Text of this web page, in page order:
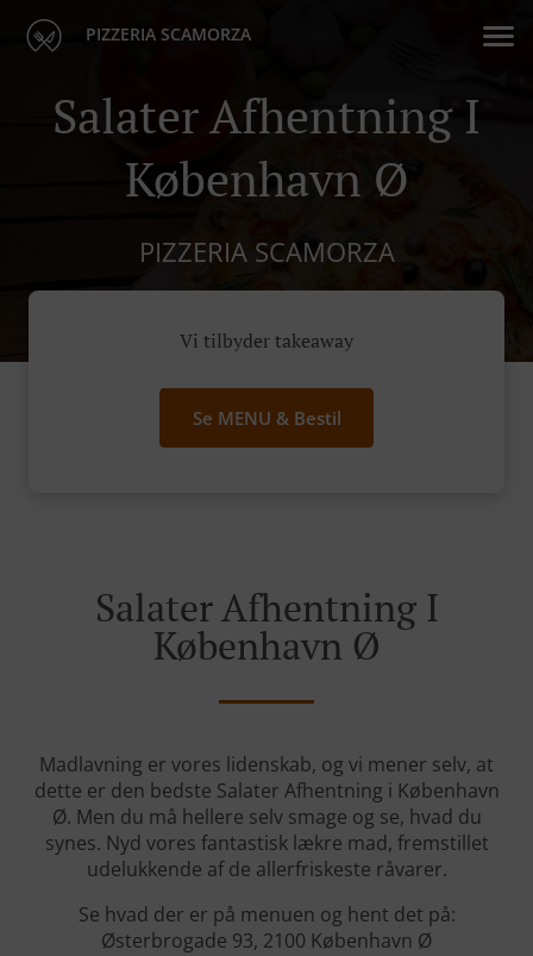
PIZZERIA SCAMORZA
Salater Afhentning I
København Ø
PIZZERIA SCAMORZA
Vi tilbyder takeaway
Se MENU & Bestil
Salater Afhentning I
København Ø
Madlavning er vores lidenskab, og vi mener selv, at
dette er den bedste Salater Afhentning i København
Ø. Men du må hellere selv smage og se, hvad du
synes. Nyd vores fantastisk lækre mad, fremstillet
udelukkende af de allerfriskeste råvarer.
Se hvad der er på menuen og hent det på:
Østerbrogade 93, 2100 København Ø